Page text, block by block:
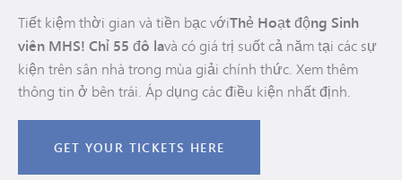
Tiết kiệm thời gian và tiền bạc vớiThẻ Hoạt động Sinh
viên MHS! Chỉ 55 đô lavà có giá trị suốt cả năm tại các sự
kiện trên sân nhà trong mùa giải chính thức. Xem thêm
thông tin ở bên trái. Áp dụng các điều kiện nhất định.
GET YOUR TICKETS HERE